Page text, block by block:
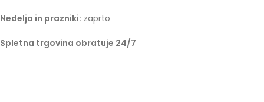
Nedelja in prazniki: zaprto
Spletna trgovina obratuje 24/7